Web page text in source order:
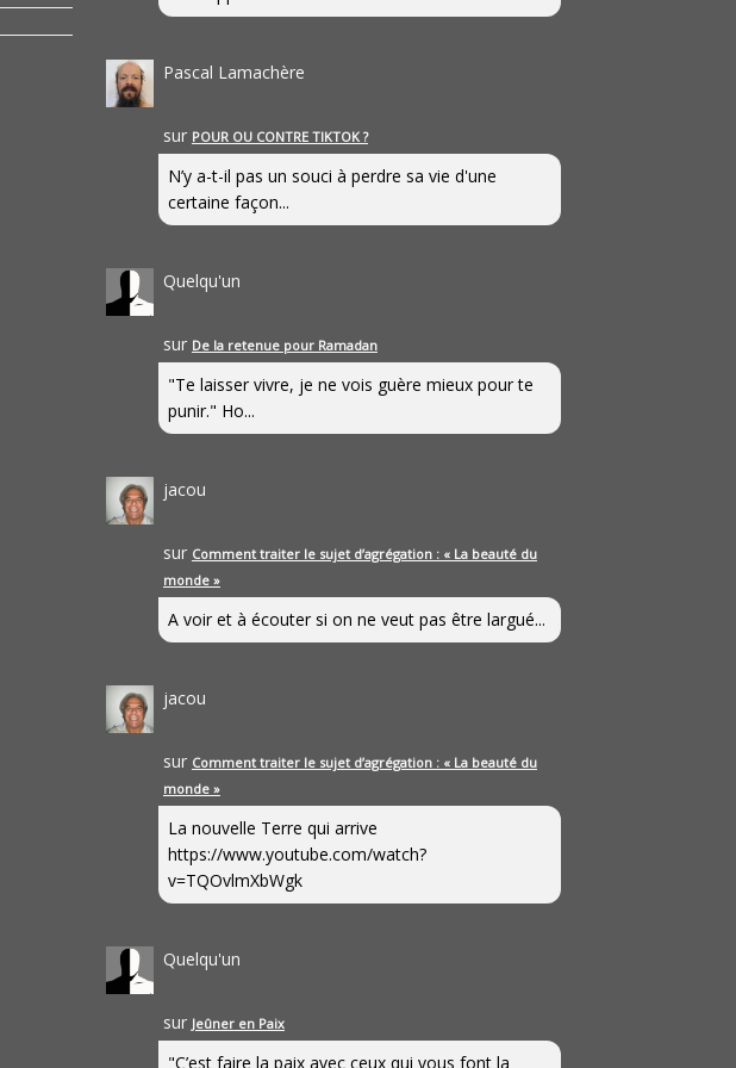
Pascal Lamachère
sur POUR OU CONTRE TIKTOK ?
N’y a-t-il pas un souci à perdre sa vie d'une
certaine façon...
Quelqu'un
sur De la retenue pour Ramadan
"Te laisser vivre, je ne vois guère mieux pour te
punir." Ho...
jacou
sur Comment traiter le sujet d’agrégation : « La beauté du
monde »
A voir et à écouter si on ne veut pas être largué...
jacou
sur Comment traiter le sujet d’agrégation : « La beauté du
monde »
La nouvelle Terre qui arrive
https://www.youtube.com/watch?
v=TQOvlmXbWgk
Quelqu'un
sur Jeûner en Paix
"C’est faire la paix avec ceux qui vous font la